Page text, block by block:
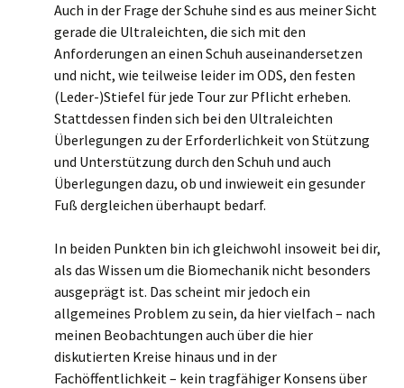
Auch in der Frage der Schuhe sind es aus meiner Sicht
gerade die Ultraleichten, die sich mit den
Anforderungen an einen Schuh auseinandersetzen
und nicht, wie teilweise leider im ODS, den festen
(Leder-)Stiefel für jede Tour zur Pflicht erheben.
Stattdessen finden sich bei den Ultraleichten
Überlegungen zu der Erforderlichkeit von Stützung
und Unterstützung durch den Schuh und auch
Überlegungen dazu, ob und inwieweit ein gesunder
Fuß dergleichen überhaupt bedarf.
In beiden Punkten bin ich gleichwohl insoweit bei dir,
als das Wissen um die Biomechanik nicht besonders
ausgeprägt ist. Das scheint mir jedoch ein
allgemeines Problem zu sein, da hier vielfach – nach
meinen Beobachtungen auch über die hier
diskutierten Kreise hinaus und in der
Fachöffentlichkeit – kein tragfähiger Konsens über